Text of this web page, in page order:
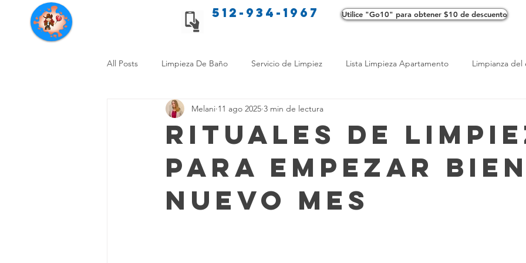
Servicios de limpieza de Texas 512-934-1967 Utilice "Go10" para obtener $10 de descuento
All Posts Limpieza De Baño Servicio de Limpiez Lista Limpieza Apartamento Limpianza
Consejos de limpieza para mascotas Consejos de limpieza ecológica
Limpieza Sin Alergias Beneficios de Profesionales LimpiezaTransformadora Limpieza
Comparación Limpieza Hogar Opciones de limpieza
Rituales de
para empezar
nuevo mes
Melani 11 ago 2025 3 min de lectura